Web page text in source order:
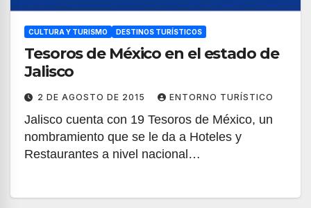
CULTURA Y TURISMO DESTINOS TURÍSTICOS
Tesoros de México en el estado de
Jalisco
2 DE AGOSTO DE 2015 ENTORNO TURÍSTICO
Jalisco cuenta con 19 Tesoros de México, un
nombramiento que se le da a Hoteles y
Restaurantes a nivel nacional…